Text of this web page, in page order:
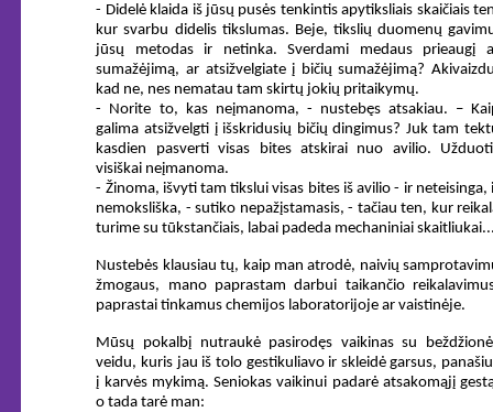
- Didelė klaida iš jūsų pusės tenkintis apytiksliais skaičiais
kur svarbu didelis tikslumas. Beje, tikslių duomenų
jūsų metodas ir netinka. Sverdami medaus prieaugį
sumažėjimą, ar atsižvelgiate į bičių sumažėjimą?
kad ne, nes nematau tam skirtų jokių pritaikymų.
- Norite to, kas neįmanoma, - nustebęs atsakiau. –
galima atsižvelgti į išskridusių bičių dingimus? Juk tam
kasdien pasverti visas bites atskirai nuo avilio.
visiškai neįmanoma.
- Žinoma, išvyti tam tikslui visas bites iš avilio - ir neteisinga,
nemoksliška, - sutiko nepažįstamasis, - tačiau ten, kur
turime su tūkstančiais, labai padeda mechaniniai
Nustebės klausiau tų, kaip man atrodė, naivių
žmogaus, mano paprastam darbui taikančio
paprastai tinkamus chemijos laboratorijoje ar vaistinėje.
Mūsų pokalbį nutraukė pasirodęs vaikinas su
veidu, kuris jau iš tolo gestikuliavo ir skleidė garsus,
į karvės mykimą. Seniokas vaikinui padarė atsakomąjį
o tada tarė man: